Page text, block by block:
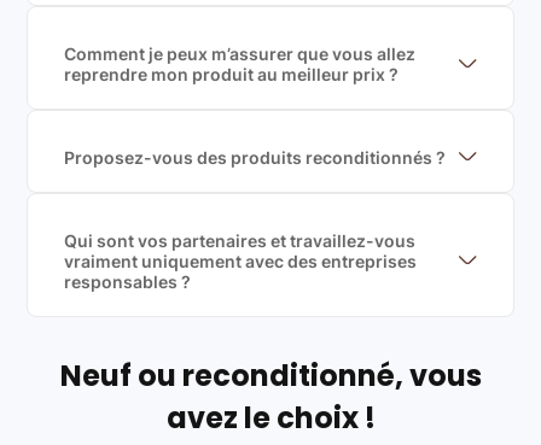
Comment je peux m’assurer que vous allez
reprendre mon produit au meilleur prix ?
garantir le meilleur prix de rachat. De plus, nous
sommes rémunéré à la commission sur la valeur de
Proposez-vous des produits reconditionnés ?
produits officiels de grandes marques et du
reconditionné de haute qualité
Qui sont vos partenaires et travaillez-vous
vraiment uniquement avec des entreprises
responsables ?
Labels environnementaux & qualité de nos partenaires
Neuf ou reconditionné, vous
avez le choix !